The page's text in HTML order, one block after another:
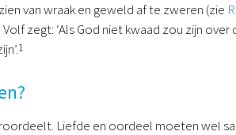
van wraak en geweld af te zweren (zie
zegt: ‘Als God niet kwaad zou zijn
1
Liefde en oordeel moeten wel